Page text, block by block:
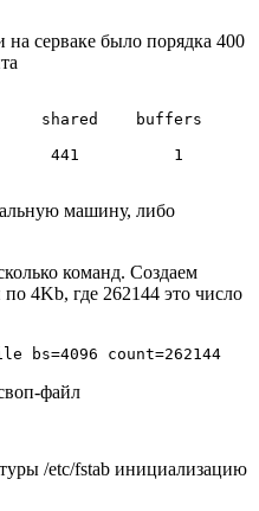
серваке было порядка 400
shared    buffers
441          1
машину, либо
команд. Создаем
4Kb, где 262144 это число
bs=4096 count=262144
файл
/etc/fstab инициализацию